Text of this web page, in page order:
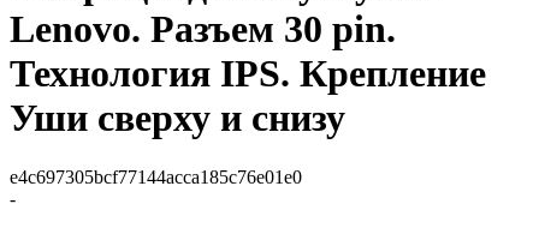
Lenovo. Разъем 30 pin.
Технология IPS. Крепление
Уши сверху и снизу
e4c697305bcf77144acca185c76e01e0
-